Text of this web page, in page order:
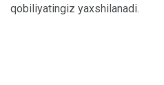
qobiliyatingiz yaxshilanadi.